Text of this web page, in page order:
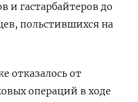
и гастарбайтеров до
польстившихся на
отказалось от
операций в ходе